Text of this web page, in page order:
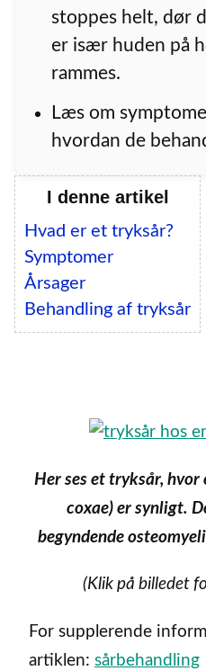
stoppes helt, dør
er især huden på
rammes.
Læs om
hvordan de
I denne artikel
Hvad er et tryksår?
Symptomer
Årsager
Behandling af tryksår
Her ses et tryksår, hvor
coxae) er synligt.
begyndende
(Klik på billedet
For supplerende
artiklen: sårbehandling